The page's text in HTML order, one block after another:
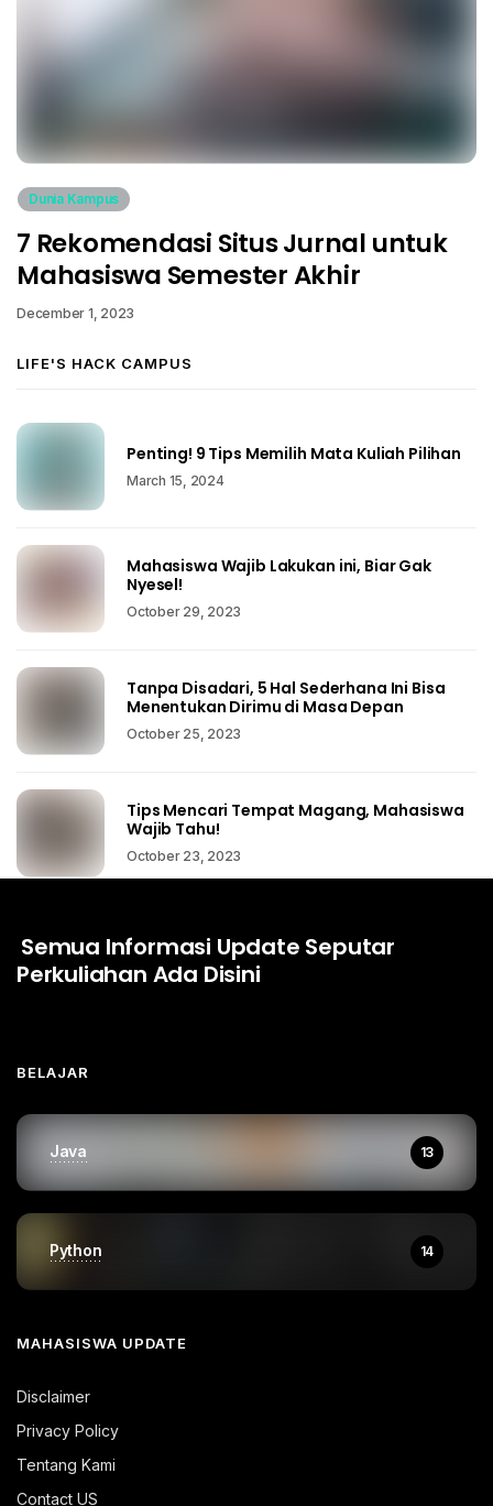
Dunia Kampus
7 Rekomendasi Situs Jurnal untuk
Mahasiswa Semester Akhir
December 1, 2023
LIFE'S HACK CAMPUS
Penting! 9 Tips Memilih Mata Kuliah Pilihan
March 15, 2024
Mahasiswa Wajib Lakukan ini, Biar Gak
Nyesel!
October 29, 2023
Tanpa Disadari, 5 Hal Sederhana Ini Bisa
Menentukan Dirimu di Masa Depan
October 25, 2023
Tips Mencari Tempat Magang, Mahasiswa
Wajib Tahu!
October 23, 2023
Semua Informasi Update Seputar
Perkuliahan Ada Disini
BELAJAR
Java 13
Python 14
MAHASISWA UPDATE
Disclaimer
Privacy Policy
Tentang Kami
Contact US